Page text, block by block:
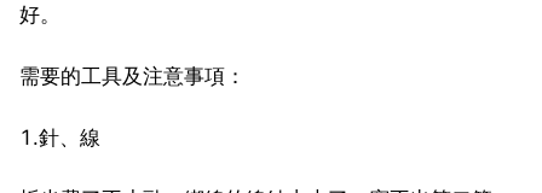
好。
需要的工具及注意事項：
1.針、線